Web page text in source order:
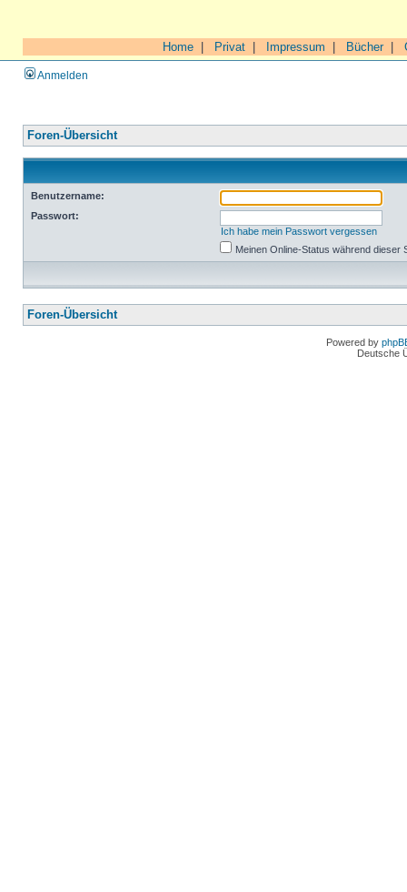
Home Privat Impressum Bücher|
Anmelden
Foren-Übersicht
Benutzername:
Passwort:
Ich habe mein Passwort vergessen
Meinen Online-Status während dieser
Foren-Übersicht
Powered by
Deutsche